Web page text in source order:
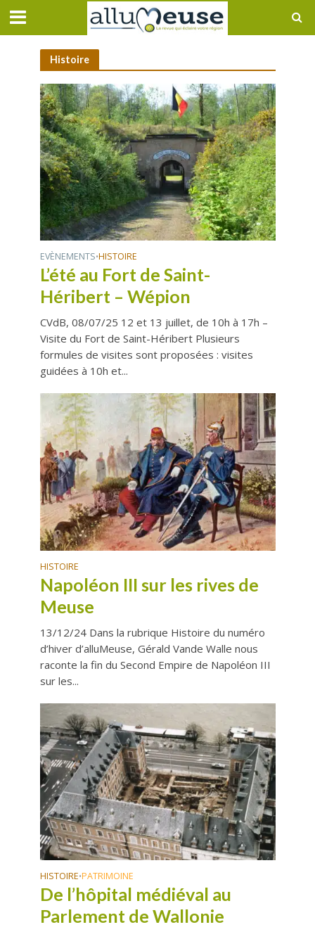
Histoire
EVÈNEMENTS•HISTOIRE
L’été au Fort de Saint-
Héribert – Wépion
CVdB, 08/07/25 12 et 13 juillet, de 10h à 17h –
Visite du Fort de Saint-Héribert Plusieurs
formules de visites sont proposées : visites
guidées à 10h et...
HISTOIRE
Napoléon III sur les rives de
Meuse
13/12/24 Dans la rubrique Histoire du numéro
d’hiver d’alluMeuse, Gérald Vande Walle nous
raconte la fin du Second Empire de Napoléon III
sur les...
HISTOIRE•PATRIMOINE
De l’hôpital médiéval au
Parlement de Wallonie